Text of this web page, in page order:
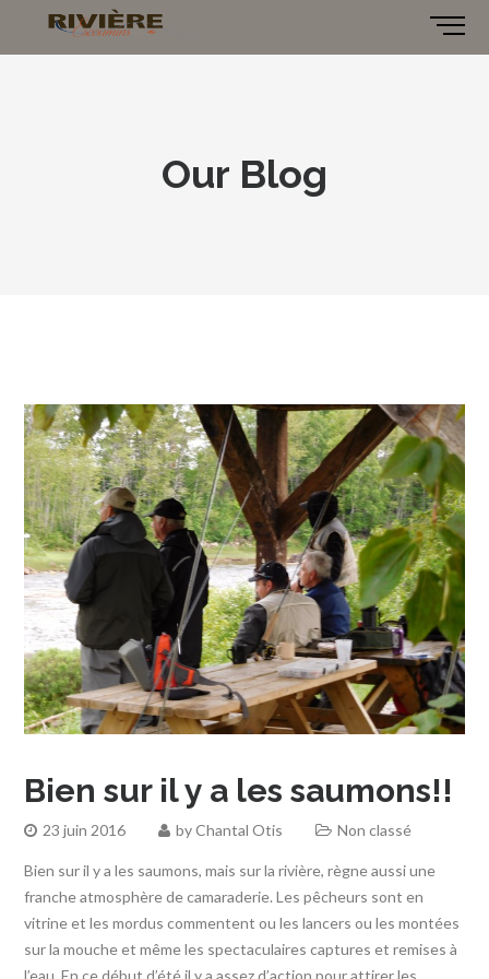
Our Blog
Bien sur il y a les saumons!!
23 juin 2016 byChantal Otis Non classé
Bien sur il y a les saumons, mais sur la rivière, règne aussi une
franche atmosphère de camaraderie. Les pêcheurs sont en
vitrine et les mordus commentent ou les lancers ou les montées
sur la mouche et même les spectaculaires captures et remises à